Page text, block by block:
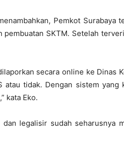
Pemkot Surabaya
SKTM. Setelah
secara online ke Dinas
atau tidak. Dengan sistem yang
kata Eko.
legalisir sudah seharusnya